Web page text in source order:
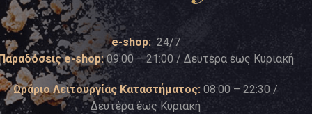
e-shop: 24/7
e-shop:09:00 – 21:00 / Δευτέρα έως Κυριακή
Ωράριο Λειτουργίας Καταστήματος: 08:00 – 22:30 /
Δευτέρα έως Κυριακή